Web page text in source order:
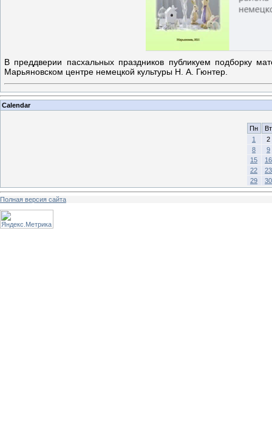
В преддверии пасхальных праздников публикуем подборку
Марьяновском центре немецкой культуры Н. А. Гюнтер.
Calendar
Пн
Вт
1
2
8
9
15
16
22
23
29
30
Полная версия сайта